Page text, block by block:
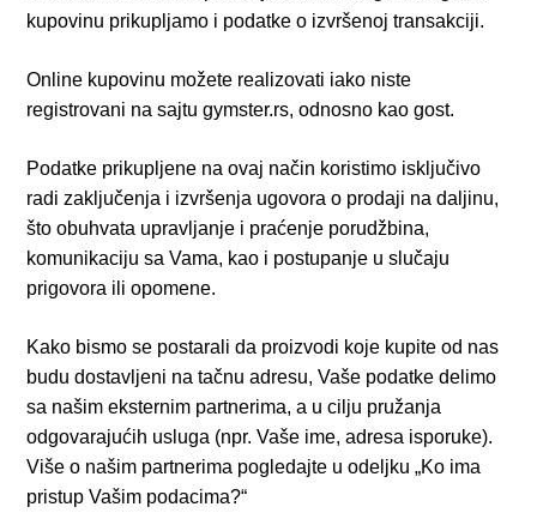
kupovinu prikupljamo i podatke o izvršenoj transakciji.
Online kupovinu možete realizovati iako niste
registrovani na sajtu gymster.rs, odnosno kao gost.
Podatke prikupljene na ovaj način koristimo isključivo
radi zaključenja i izvršenja ugovora o prodaji na daljinu,
što obuhvata upravljanje i praćenje porudžbina,
komunikaciju sa Vama, kao i postupanje u slučaju
prigovora ili opomene.
Kako bismo se postarali da proizvodi koje kupite od nas
budu dostavljeni na tačnu adresu, Vaše podatke delimo
sa našim eksternim partnerima, a u cilju pružanja
odgovarajućih usluga (npr. Vaše ime, adresa isporuke).
Više o našim partnerima pogledajte u odeljku „Ko ima
pristup Vašim podacima?“